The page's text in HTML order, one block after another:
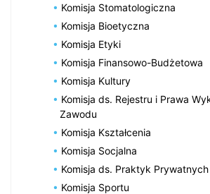
Komisja Stomatologiczna
Komisja Bioetyczna
Komisja Etyki
Komisja Finansowo-Budżetowa
Komisja Kultury
Komisja ds. Rejestru i Prawa
Zawodu
Komisja Kształcenia
Komisja Socjalna
Komisja ds. Praktyk Prywatnych
Komisja Sportu